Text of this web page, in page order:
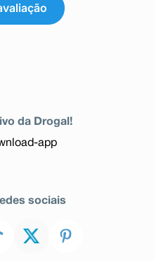
da Drogal!
sociais